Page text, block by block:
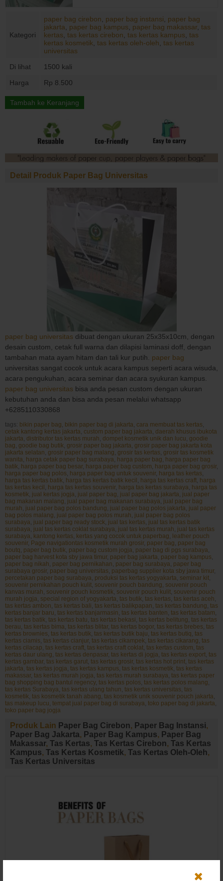
Kategori
paper bag cirebon paper bag instansi
paper bag
jakarta
paper bag kampus paper bag makassar tas
kertas tas kertas cirebon tas kertas kampus tas
kertas kosmetik tas kertas oleh-oleh tas kertas
universitas
Di lihat
1500 kali
Harga
Rp 8.500
Tambah ke Keranjang
Detail Produk Paper Bag Universitas
paper bag universitas dibuat dengan ukuran 25x35x10cm, dengan
desain custom, cetak full warna dan dilapisi laminasi doff, dengan
tambahan mata ayam hitam dan tali kur putih. paper bag
universitas sangat cocok untuk acara kampus seperti acara wisuda,
acara pengukuhan, acara seminar dan acara syukuran kampus.
paper bag universitas bisa anda pesan custom dengan ukuran
kebutuhan anda dan bisa anda pesan melalui whatsapp
+6285110330868
tags: bikin paper bag, bikin paper bag di jakarta, cara membuat tas kertas,
cetak kantong kertas jakarta, custom paper bag jakarta, daerah khusus ibukota
jakarta, distributor tas kertas murah, dompet kosmetik unik dan lucu, goodie
bag, goodie bag butik, grosir paper bag jakarta, grosir paper bag jakarta kota
jakarta selatan, grosir paper bag malang, grosir tas kertas, grosir tas kosmetik
wanita, harga cetak paper bag surabaya, harga paper bag, harga paper bag
batik, harga paper bag besar, harga paper bag custom, harga paper bag grosir,
harga paper bag polos, harga paper bag untuk souvenir, harga tas kertas,
harga tas kertas batik, harga tas kertas batik kecil , harga tas kertas craft, harga
tas kertas kecil , harga tas kertas souvenir, harga tas kertas surabaya, harga tas
kosmetik, jual kertas jogja, jual paper bag, jual paper bag jakarta, jual paper
bag makanan malang, jual paper bag makanan surabaya, jual paper bag
murah, jual paper bag polos bandung, jual paper bag polos jakarta, jual paper
bag polos malang, jual paper bag polos murah, jual paper bag polos
surabaya, jual paper bag ready stock, jual tas kertas, jual tas kertas batik
surabaya, jual tas kertas coklat surabaya, jual tas kertas murah, jual tas kertas
surabaya, kantong kertas, kertas yang cocok untuk paperbag, leather pouch
souvenir, Page navigationtas kosmetik murah grosir, paper bag, paper bag
boutq, paper bag butik, paper bag custom jogja, paper bag di pgs surabaya,
paper bag harvest kota sby jawa timur, paper bag jakarta, paper bag kampus,
paper bag nikah, paper bag pernikahan, paper bag surabaya, paper bag
surabaya grosir, paper bag universitas, paperbag supplier kota sby jawa timur,
percetakan paper bag surabaya, produksi tas kertas yogyakarta, seminar kit,
souvenir pernikahan pouch kulit, souvenir pouch bandung, souvenir pouch
kanvas murah, souvenir pouch kosmetik, souvenir pouch kulit, souvenir pouch
murah jogja, special region of yogyakarta, tas butik, tas kertas, tas kertas aceh,
tas kertas ambon, tas kertas bali, tas kertas balikpapan, tas kertas bandung, tas
kertas banjar baru, tas kertas banjarmasin, tas kertas banten, tas kertas batam,
tas kertas batik, tas kertas batu, tas kertas bekasi, tas kertas belitung, tas kertas
berau, tas kertas bima, tas kertas blitar, tas kertas bogor, tas kertas brebes, tas
kertas brownies, tas kertas butik, tas kertas butik baju, tas kertas butiq, tas
kertas ciamis, tas kertas cianjur, tas kertas cikampek, tas kertas cikarang, tas
kertas cilacap, tas kertas craft, tas kertas craft coklat, tas kertas custom, tas
kertas daur ulang, tas kertas denpasar, tas kertas di jogja, tas kertas export, tas
kertas gambar, tas kertas garut, tas kertas grosir, tas kertas hot print, tas kertas
jakarta, tas kertas jogja, tas kertas kampus, tas kertas kosmetik, tas kertas
makassar, tas kertas murah jogja, tas kertas murah surabaya, tas kertas paper
bag shopping bag bantul regency, tas kertas polos, tas kertas polos malang,
tas kertas Surabaya, tas kertas ulang tahun, tas kertas universitas, tas
kosmetik, tas kosmetik tanah abang, tas kosmetik unik souvenir pouch jakarta,
tas makeup lucu, tempat jual paper bag di surabaya, toko paper bag di jakarta,
toko paper bag jogja
Produk Lain Paper Bag Cirebon, Paper Bag Instansi,
Paper Bag Jakarta, Paper Bag Kampus, Paper Bag
Makassar, Tas Kertas, Tas Kertas Cirebon, Tas Kertas
Kampus, Tas Kertas Kosmetik, Tas Kertas Oleh-Oleh,
Tas Kertas Universitas